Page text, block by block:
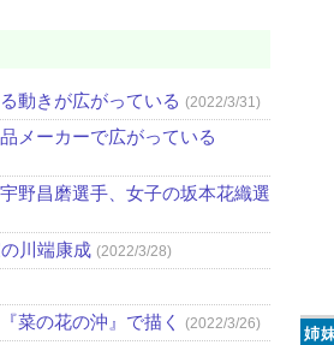
動きが広がっている (2022/3/31)
メーカーで広がっている
野昌磨選手、女子の坂本花織選
川端康成 (2022/3/28)
菜の花の沖』で描く (2022/3/26)
姉